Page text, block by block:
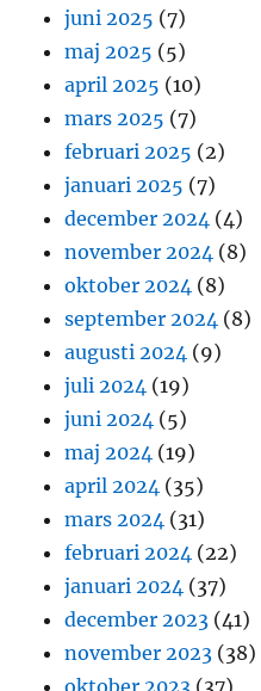
juni 2025 (7)
maj 2025 (5)
april 2025 (10)
mars 2025 (7)
februari 2025 (2)
januari 2025 (7)
december 2024 (4)
november 2024 (8)
oktober 2024 (8)
september 2024 (8)
augusti 2024 (9)
juli 2024 (19)
juni 2024 (5)
maj 2024 (19)
april 2024 (35)
mars 2024 (31)
februari 2024 (22)
januari 2024 (37)
december 2023 (41)
november 2023 (38)